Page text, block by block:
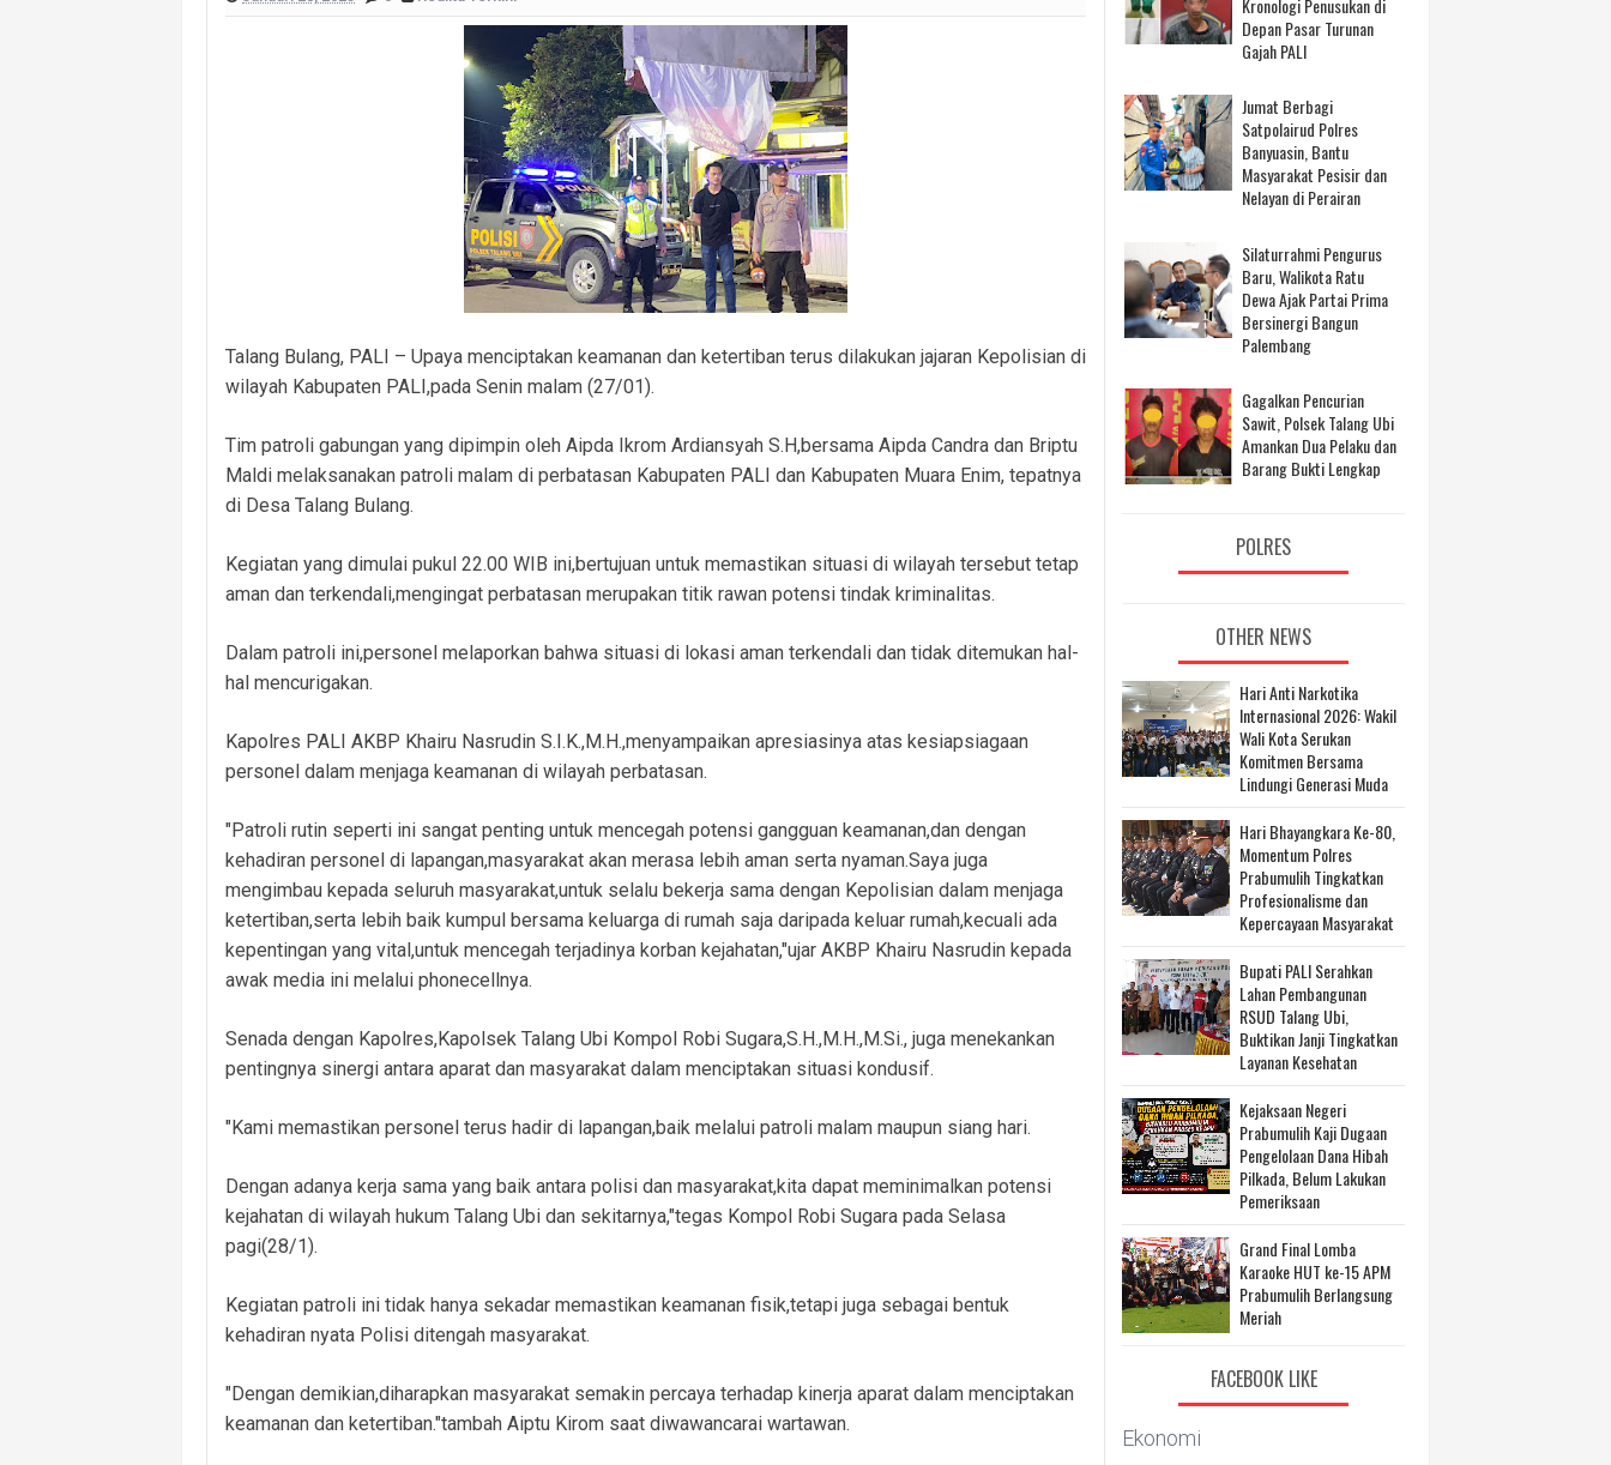
Polsek Banyuasin I Ungkap Kasus Curanmor, Pelaku dan Barang Bukti Berhasil Diamankan.
Cegah Kejahatan 3C dan Kecelakaan, Satlantas Polres PALI Gelar Patroli Subuh di Kawasan Masjid Syuhada
Cegah Kejahatan Malam Hari, Polsek Penukal Utara Intensifkan Patroli KRYD Sasar Potensi Gangguan Kamtibmas
Polsek Banyuasin II Berhasil Ungkap Pencurian Perangkat BTS di Banyuasin II, Tiga Terduga Pelaku Diamankan
Polres PALI Amankan Terduga Pengedar Ekstasi di Abab, Barang Bukti Disembunyikan di Panci Presto
Keributan Berujung Maut, Polisi Ungkap Kronologi Penusukan di Depan Pasar Turunan Gajah PALI
Polsek Betung Amankan Terduga Pelaku Pencurian Dua Unit Telepon Genggam.
Talang Bulang, PALI – Upaya menciptakan keamanan dan ketertiban terus dilakukan jajaran Kepolisian di
wilayah Kabupaten PALI,pada Senin malam (27/01).
Tim patroli gabungan yang dipimpin oleh Aipda Ikrom Ardiansyah S.H,bersama Aipda Candra dan Briptu
Maldi melaksanakan patroli malam di perbatasan Kabupaten PALI dan Kabupaten Muara Enim, tepatnya
di Desa Talang Bulang.
Kegiatan yang dimulai pukul 22.00 WIB ini,bertujuan untuk memastikan situasi di wilayah tersebut tetap
aman dan terkendali,mengingat perbatasan merupakan titik rawan potensi tindak kriminalitas.
Dalam patroli ini,personel melaporkan bahwa situasi di lokasi aman terkendali dan tidak ditemukan hal-
hal mencurigakan.
Kapolres PALI AKBP Khairu Nasrudin S.I.K.,M.H.,menyampaikan apresiasinya atas kesiapsiagaan
personel dalam menjaga keamanan di wilayah perbatasan.
"Patroli rutin seperti ini sangat penting untuk mencegah potensi gangguan keamanan,dan dengan
kehadiran personel di lapangan,masyarakat akan merasa lebih aman serta nyaman.Saya juga
mengimbau kepada seluruh masyarakat,untuk selalu bekerja sama dengan Kepolisian dalam menjaga
ketertiban,serta lebih baik kumpul bersama keluarga di rumah saja daripada keluar rumah,kecuali ada
kepentingan yang vital,untuk mencegah terjadinya korban kejahatan,"ujar AKBP Khairu Nasrudin kepada
awak media ini melalui phonecellnya.
Senada dengan Kapolres,Kapolsek Talang Ubi Kompol Robi Sugara,S.H.,M.H.,M.Si., juga menekankan
pentingnya sinergi antara aparat dan masyarakat dalam menciptakan situasi kondusif.
"Kami memastikan personel terus hadir di lapangan,baik melalui patroli malam maupun siang hari.
Dengan adanya kerja sama yang baik antara polisi dan masyarakat,kita dapat meminimalkan potensi
kejahatan di wilayah hukum Talang Ubi dan sekitarnya,"tegas Kompol Robi Sugara pada Selasa
pagi(28/1).
Kegiatan patroli ini tidak hanya sekadar memastikan keamanan fisik,tetapi juga sebagai bentuk
kehadiran nyata Polisi ditengah masyarakat.
"Dengan demikian,diharapkan masyarakat semakin percaya terhadap kinerja aparat dalam menciptakan
keamanan dan ketertiban."tambah Aiptu Kirom saat diwawancarai wartawan.
Kronologi Penusukan di
Depan Pasar Turunan
Gajah PALI
Jumat Berbagi
Satpolairud Polres
Banyuasin, Bantu
Masyarakat Pesisir dan
Nelayan di Perairan
Silaturrahmi Pengurus
Baru, Walikota Ratu
Dewa Ajak Partai Prima
Bersinergi Bangun
Palembang
Gagalkan Pencurian
Sawit, Polsek Talang Ubi
Amankan Dua Pelaku dan
Barang Bukti Lengkap
POLRES
OTHER NEWS
Hari Anti Narkotika
Internasional 2026: Wakil
Wali Kota Serukan
Komitmen Bersama
Lindungi Generasi Muda
Hari Bhayangkara Ke-80,
Momentum Polres
Prabumulih Tingkatkan
Profesionalisme dan
Kepercayaan Masyarakat
Bupati PALI Serahkan
Lahan Pembangunan
RSUD Talang Ubi,
Buktikan Janji Tingkatkan
Layanan Kesehatan
Kejaksaan Negeri
Prabumulih Kaji Dugaan
Pengelolaan Dana Hibah
Pilkada, Belum Lakukan
Pemeriksaan
Grand Final Lomba
Karaoke HUT ke-15 APM
Prabumulih Berlangsung
Meriah
FACEBOOK LIKE
Ekonomi